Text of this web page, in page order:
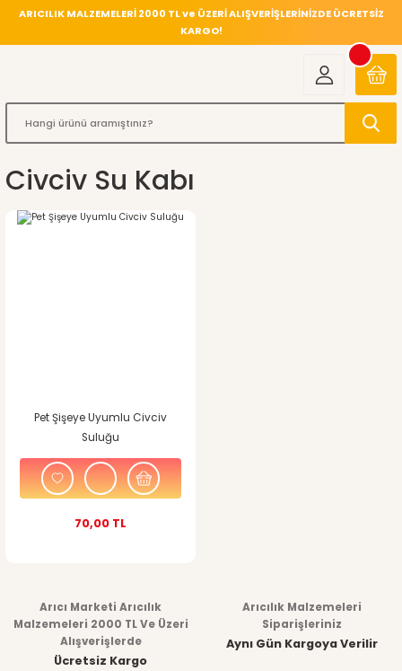
ARICILIK MALZEMELERİ 2000 TL ve ÜZERİ ALIŞVERİŞLERİNİZDE ÜCRETSİZ
KARGO!
Civciv Su Kabı
Pet Şişeye Uyumlu Civciv
Suluğu
70,00 TL
Arıcı Marketi Arıcılık
Malzemeleri 2000 TL Ve Üzeri
Alışverişlerde
Ücretsiz Kargo
Arıcılık Malzemeleri
Siparişleriniz
Aynı Gün Kargoya Verilir